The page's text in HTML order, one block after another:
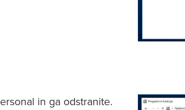
in ga odstranite.